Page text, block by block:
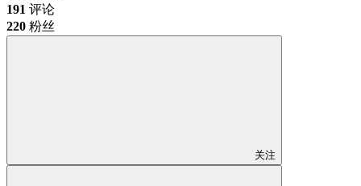
191 评论
220 粉丝
关注